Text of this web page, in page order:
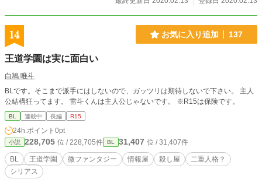
14 お気に入り追加 137
王道学園は実に面白い
白鳩 唯斗
BLです。そこまで派手にはしないので、ガッツリは期待しないで下さい。 主人
公結構狂ってます。 雷斗くんは主人公じゃないです。 ※R15は保険です。
BL 連載中 長編 R15
24h.ポイント 0pt
小説 228,705 位 / 228,705件 BL 31,407 位 / 31,407件
BL 王道学園 微ファンタジー 情報屋 殺し屋
二重人格？
シリアス